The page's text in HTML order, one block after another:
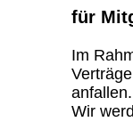
für
Im
Wir